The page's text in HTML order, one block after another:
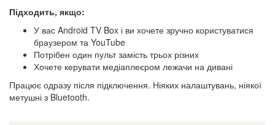
Підходить, якщо:
У вас Android TV Box і ви хочете зручно користуватися
браузером та YouTube
Потрібен один пульт замість трьох різних
Хочете керувати медіаплеєром лежачи на дивані
Працює одразу після підключення. Ніяких налаштувань, ніякої
метушні з Bluetooth.